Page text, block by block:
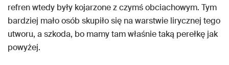
refren wtedy były kojarzone z czymś obciachowym. Tym
bardziej mało osób skupiło się na warstwie lirycznej tego
utworu, a szkoda, bo mamy tam właśnie taką perełkę jak
powyżej.